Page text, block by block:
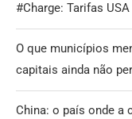
#Charge: Tarifas USA
O que municípios
capitais ainda não
China: o país onde a